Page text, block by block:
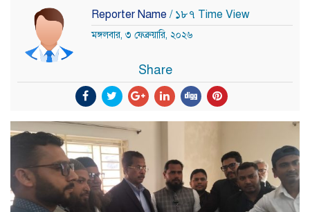
Reporter Name / ১৮৭ Time View
মঙ্গলবার, ৩ ফেব্রুয়ারি, ২০২৬
Share